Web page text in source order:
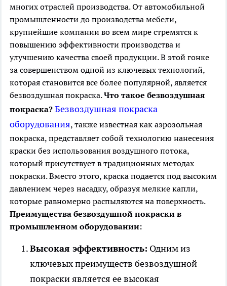
многих отраслей производства. От автомобильной
промышленности до производства мебели,
крупнейшие компании во всем мире стремятся к
повышению эффективности производства и
улучшению качества своей продукции. В этой гонке
за совершенством одной из ключевых технологий,
которая становится все более популярной, является
безвоздушная покраска.Что такое безвоздушная
покраска? Безвоздушная покраска
оборудования, также известная как аэрозольная
покраска, представляет собой технологию нанесения
краски без использования воздушного потока,
который присутствует в традиционных методах
покраски. Вместо этого, краска подается под высоким
давлением через насадку, образуя мелкие капли,
которые равномерно распыляются на поверхность.
Преимущества безвоздушной покраски в
промышленном оборудовании:
Высокая эффективность: Одним из
ключевых преимуществ безвоздушной
покраски является ее высокая